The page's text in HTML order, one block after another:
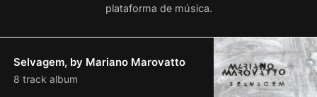
plataforma de música.
Selvagem, by Mariano Marovatto
8 track album